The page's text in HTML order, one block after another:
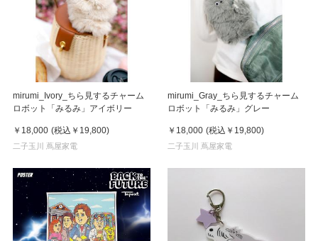
mirumi_Ivory_ちら見するチャーム
ロボット「みるみ」アイボリー
￥18,000 (税込 ￥19,800)
二子玉川 蔦屋家電
mirumi_Gray_ちら見するチャーム
ロボット「みるみ」グレー
￥18,000 (税込 ￥19,800)
二子玉川 蔦屋家電